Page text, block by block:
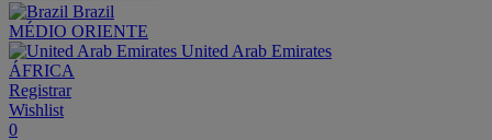
Brazil
MÉDIO ORIENTE
United Arab Emirates
ÁFRICA
Registrar
Wishlist
0